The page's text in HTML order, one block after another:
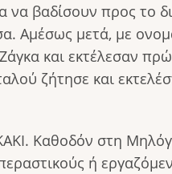
να βαδίσουν προς το
Αμέσως μετά, με
και εκτέλεσαν
ζήτησε και
Καθοδόν στη
ή